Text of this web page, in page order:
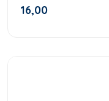
16,00